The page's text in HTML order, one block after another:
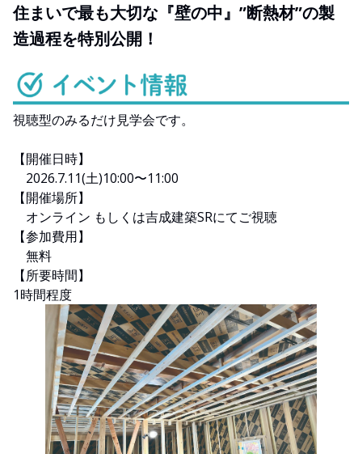
住まいで最も大切な『壁の中』”断熱材”の製
造過程を特別公開！
視聴型のみるだけ見学会です。
【開催日時】
2026.7.11(土)10:00〜11:00
【開催場所】
オンライン もしくは吉成建築SRにてご視聴
【参加費用】
無料
【所要時間】
1時間程度